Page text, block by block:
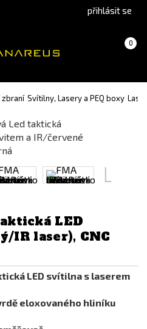
přihlásit se
Košík 0
(prázdný)
Svítilny, Lasery a PEQ boxy
LED
IR laser), CNC
LED svítilna s laserem
eloxovaného hliníku